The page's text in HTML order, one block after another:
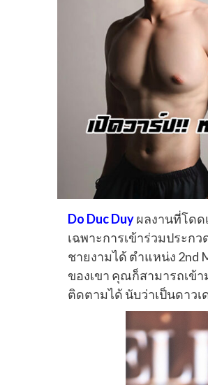
Do Duc Duyผลงานที่โดด
เฉพาะการเข้าร่วมประก
ชายงามได้ ตำแหน่ง 2nd
ของเขา คุณก็สามารถเข้า
ติดตามได้ นับว่าเป็นดาว